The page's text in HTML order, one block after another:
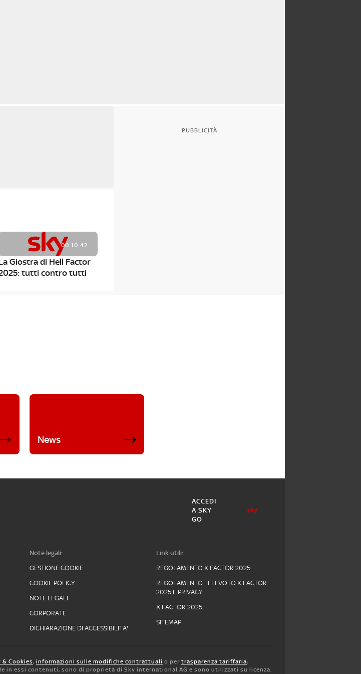
00:10:42
Giostra di Hell Factor
tutti contro tutti
PUBBLICITÀ
News
ACCEDI
A SKY
GO
Note legali:
GESTIONE COOKIE
COOKIE POLICY
NOTE LEGALI
CORPORATE
DICHIARAZIONE DI ACCESSIBILITA'
Link utili:
REGOLAMENTO X FACTOR 2025
REGOLAMENTO TELEVOTO X FACTOR
2025 E PRIVACY
X FACTOR 2025
SITEMAP
& Cookies, informazioni sulle modifiche contrattuali o per trasparenza tariffaria,
essi contenuti, sono di proprietà di Sky international AG e sono utilizzati su licenza.